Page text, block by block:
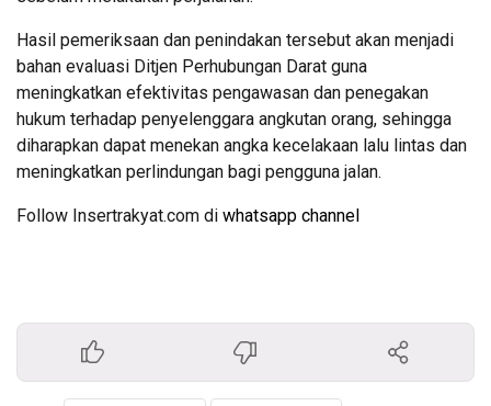
Hasil pemeriksaan dan penindakan tersebut akan menjadi
bahan evaluasi Ditjen Perhubungan Darat guna
meningkatkan efektivitas pengawasan dan penegakan
hukum terhadap penyelenggara angkutan orang, sehingga
diharapkan dapat menekan angka kecelakaan lalu lintas dan
meningkatkan perlindungan bagi pengguna jalan.
Follow Insertrakyat.com di whatsapp channel